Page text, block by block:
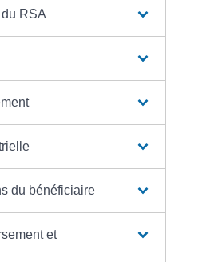
RSA
du bénéficiaire
et